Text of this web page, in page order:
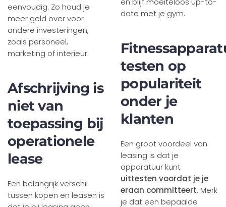
eenvoudig. Zo houd je
meer geld over voor
andere investeringen,
zoals personeel,
marketing of interieur.
Afschrijving is
niet van
toepassing bij
operationele
lease
Een belangrijk verschil
tussen kopen en leasen is
date met je gym.
testen op
populariteit
onder je
klanten
Een groot voordeel van
leasing is dat je
apparatuur kunt
uittesten voordat je je
eraan committeert. Merk
je dat een bepaalde